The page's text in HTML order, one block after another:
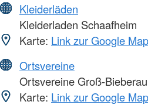
Kleiderläden
Kleiderladen Schaafheim
Karte: Link zur Google
Ortsvereine
Ortsvereine Groß-Bieberau
Karte: Link zur Google